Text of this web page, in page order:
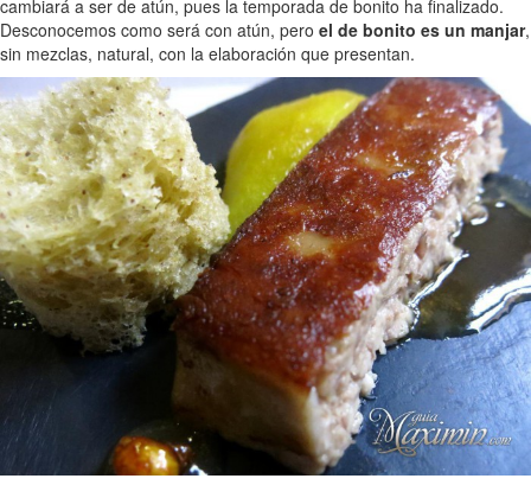
cambiará a ser de atún, pues la temporada de bonito ha finalizado.
Desconocemos como será con atún, pero el de bonito es un manjar,
sin mezclas, natural, con la elaboración que presentan.